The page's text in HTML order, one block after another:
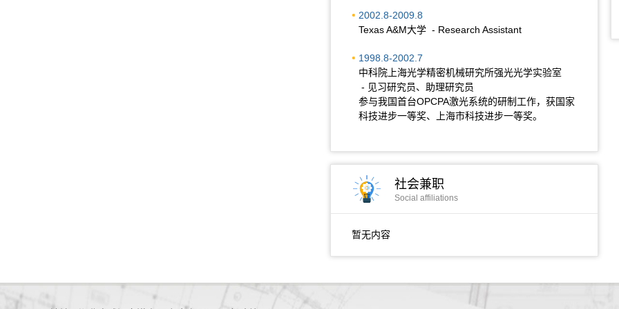
2002.8-2009.8
Texas A&M大学 - Research Assistant
1998.8-2002.7
中科院上海光学精密机械研究所强光光学实验室
- 见习研究员、助理研究员
参与我国首台OPCPA激光系统的研制工作，获国家
科技进步一等奖、上海市科技进步一等奖。
社会兼职
Social affiliations
暂无内容